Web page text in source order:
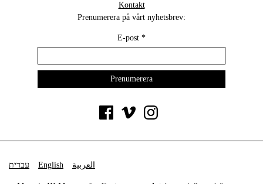
Kontakt
Prenumerera på vårt nyhetsbrev:
E-post *
עברית English العربية